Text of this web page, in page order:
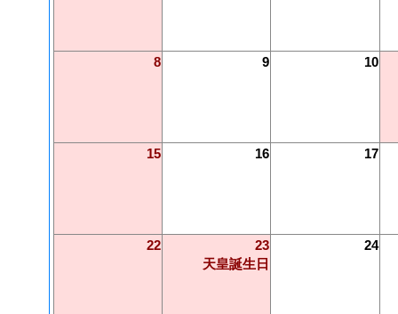
8 9 10
15 16 17
22
23
天皇誕生日
24